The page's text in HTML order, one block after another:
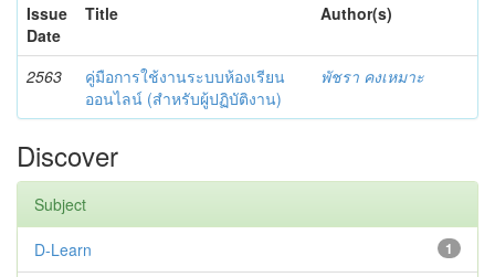
Issue
Date
Title Author(s)
2563
คู่มือการใช้งานระบบห้องเรียน
ออนไลน์ (สำหรับผู้ปฏิบัติงาน)
พัชรา คงเหมาะ
Discover
Subject
1
D-Learn